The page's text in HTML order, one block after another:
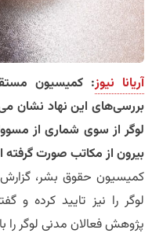
آریانا نیوز: کمیسیون
بررسی‌های این نهاد نشان
لوگر از سوی شماری از
بیرون از مکاتب صورت
کمیسیون حقوق بشر،
لوگر را نیز تایید کرده
پژوهش فعالان مدنی لوگر